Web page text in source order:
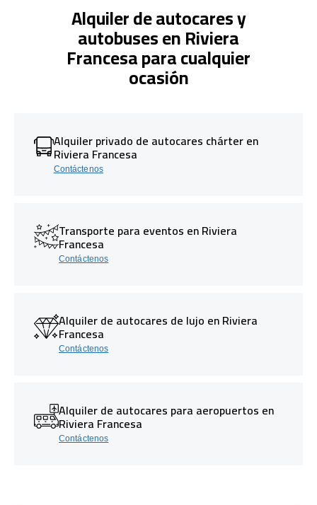
Alquiler de autocares y
autobuses en Riviera
Francesa para cualquier
ocasión
Alquiler privado de autocares chárter en
Riviera Francesa
Contáctenos
Transporte para eventos en Riviera
Francesa
Contáctenos
Alquiler de autocares de lujo en Riviera
Francesa
Contáctenos
Alquiler de autocares para aeropuertos en
Riviera Francesa
Contáctenos